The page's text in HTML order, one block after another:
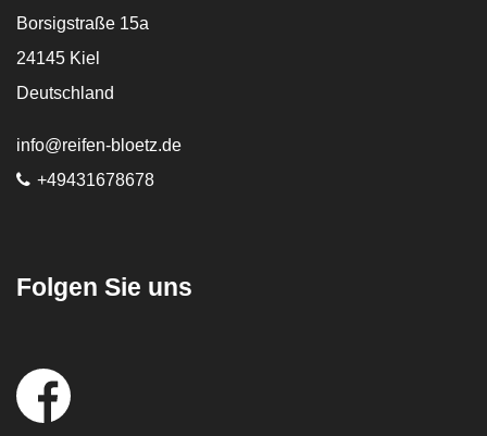
Borsigstraße 15a
24145 Kiel
Deutschland
E-Mail:
info@reifen-bloetz.de
Telefon:
+49431678678
Folgen Sie uns
Social
Media